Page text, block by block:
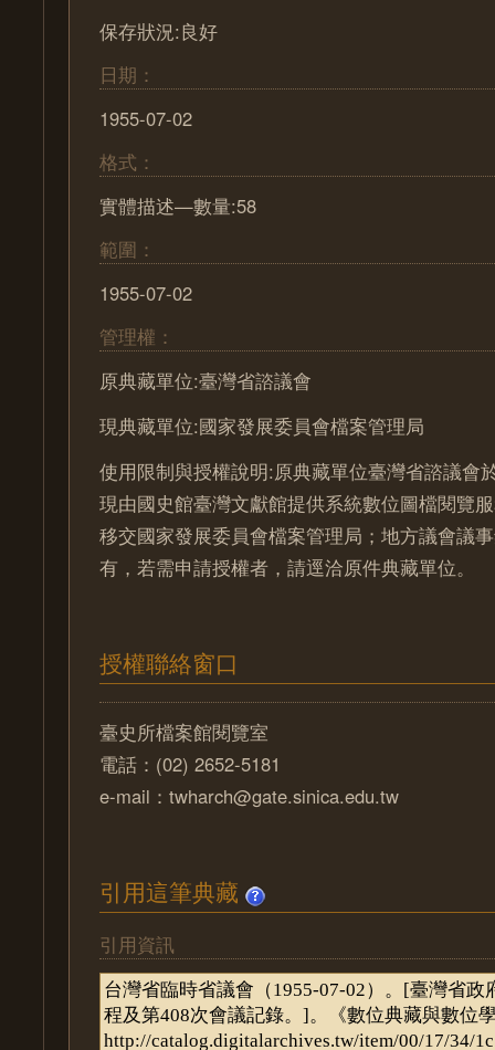
保存狀況:良好
日期：
1955-07-02
格式：
實體描述—數量:58
範圍：
1955-07-02
管理權：
原典藏單位:臺灣省諮議會
現典藏單位:國家發展委員會檔案管理局
使用限制與授權說明:原典藏單位臺灣省諮議會
現由國史館臺灣文獻館提供系統數位圖檔閱覽
移交國家發展委員會檔案管理局；地方議會議
有，若需申請授權者，請逕洽原件典藏單位。
授權聯絡窗口
臺史所檔案館閱覽室
電話：(02) 2652-5181
e-mail：twharch@gate.sinica.edu.tw
引用這筆典藏
引用資訊